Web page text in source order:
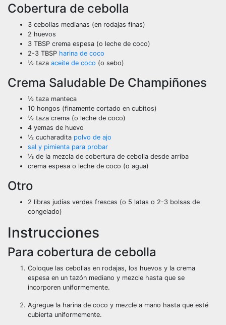
Cobertura de cebolla
3 cebollas medianas (en rodajas finas)
2 huevos
3 TBSP crema espesa (o leche de coco)
2-3 TBSP harina de coco
½ taza aceite de coco (o sebo)
Crema Saludable De Champiñones
½ taza manteca
10 hongos (finamente cortado en cubitos)
½ taza crema (o leche de coco)
4 yemas de huevo
½ cucharadita polvo de ajo
sal y pimienta para probar
⅓ de la mezcla de cobertura de cebolla desde arriba
crema espesa o leche de coco (o agua)
Otro
2 libras judías verdes frescas (o 5 latas o 2-3 bolsas de
congelado)
Instrucciones
Para cobertura de cebolla
Coloque las cebollas en rodajas, los huevos y la crema
espesa en un tazón mediano y mezcle hasta que se
incorporen uniformemente.
Agregue la harina de coco y mezcle a mano hasta que esté
cubierta uniformemente.